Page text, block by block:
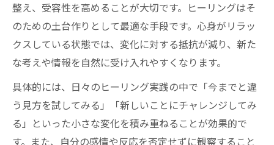
整え、受容性を高めることが大切です。ヒーリングはそ
のための土台作りとして最適な手段です。心身がリラッ
クスしている状態では、変化に対する抵抗が減り、新た
な考えや情報を自然に受け入れやすくなります。
具体的には、日々のヒーリング実践の中で「今までと違
う見方を試してみる」「新しいことにチャレンジしてみ
る」といった小さな変化を積み重ねることが効果的で